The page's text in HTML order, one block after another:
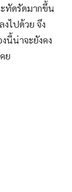
ทัดรัดมากขึ้น
ไปด้วย จึง
นี้น่าจะยังคง
ย